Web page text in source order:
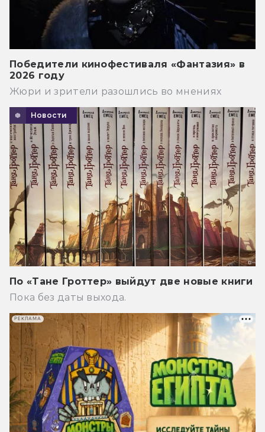
Победители кинофестиваля «Фантазия» в
2026 году
Жюри и зрители разошлись во мнениях
Новости
По «Тане Гроттер» выйдут две новые книги
Пока без даты выхода.
РЕКЛАМА